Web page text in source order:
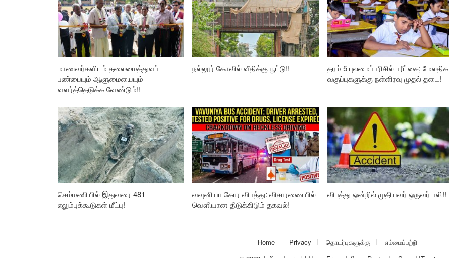
மாணவர்களிடம் தலைமைத்துவப்
பண்பையும் ஆளுமையையும்
வளர்த்தெடுக்க வேண்டும்!!
நல்லூர் கோவில் வீதிக்கு பூட்டு!!
தரம் 5 புலமைப்பரிசில் பரீட்சை; மேலதிக
வகுப்புகளுக்கு நள்ளிரவு முதல் தடை!
செம்மணியில் இதுவரை 481
எலும்புக்கூடுகள் மீட்பு!
வவுனியா கோர விபத்து: விசாரணையில்
வௌியான திடுக்கிடும் தகவல்!
விபத்து ஒன்றில் முதியவர் ஒருவர் பலி!!
Home Privacy தொடர்புகளுக்கு
எம்மைப்பற்றி